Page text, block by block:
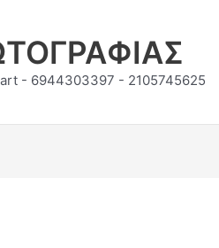
- 6944303397 - 2105745625